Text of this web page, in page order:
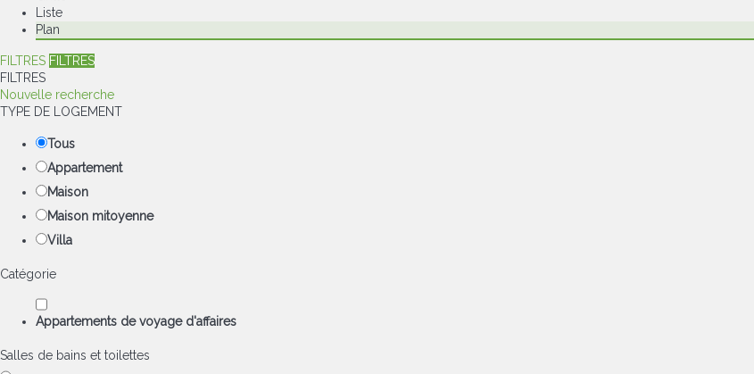
Liste
Plan
FILTRES FILTRES
FILTRES
Nouvelle recherche
TYPE DE LOGEMENT
Tous
Appartement
Maison
Maison mitoyenne
Villa
Catégorie
Appartements de voyage d'affaires
Salles de bains et toilettes